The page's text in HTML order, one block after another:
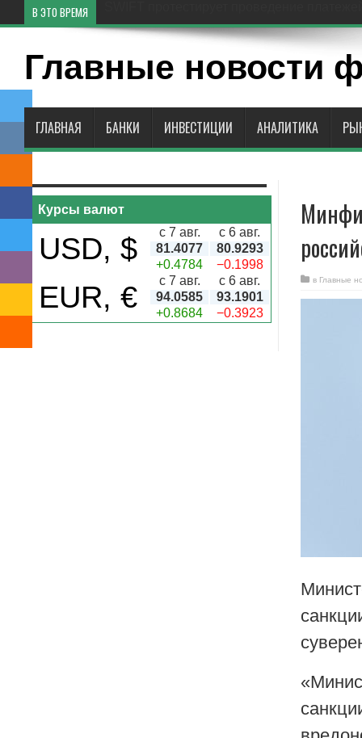
В ЭТО ВРЕМЯ
Главные новости
ГЛАВНАЯ БАНКИ ИНВЕСТИЦИИ АНАЛИТИКА
в Главные
Курсы валют
USD, $ с 7 авг.
с 6 авг.
81.4077
80.9293
+0.4784
−0.1998
EUR, € с 7 авг.
с 6 авг.
94.0585
93.1901
+0.8684
−0.3923